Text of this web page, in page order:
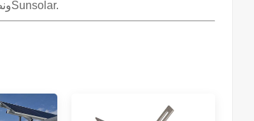
ونظام تركيب الطاقة الشمسية العائمة، والمسمار الأرضي الشمسي وما إلى ذلك، بواسطة 9Sunsolar.